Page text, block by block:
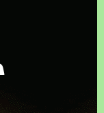
גלעד
אנדרטת